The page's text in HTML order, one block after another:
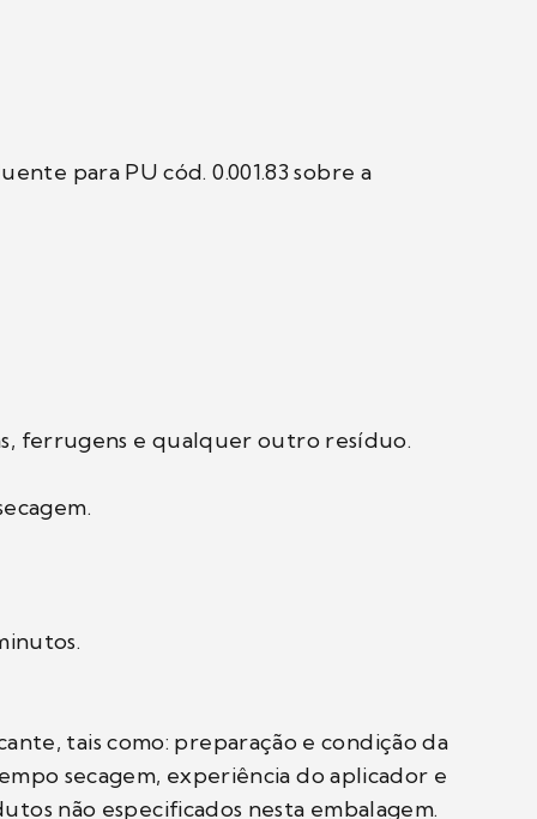
para PU cód. 0.001.83 sobre a
ferrugens e qualquer outro resíduo.
tais como: preparação e condição da
secagem, experiência do aplicador e
não especificados nesta embalagem.